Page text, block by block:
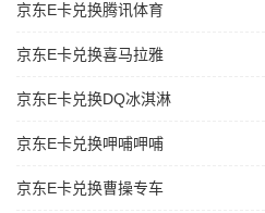
京东E卡兑换腾讯体育
京东E卡兑换喜马拉雅
京东E卡兑换DQ冰淇淋
京东E卡兑换呷哺呷哺
京东E卡兑换曹操专车